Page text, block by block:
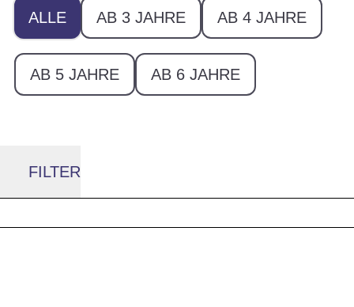
ALLE AB 3 JAHRE AB 4 JAHRE
AB 5 JAHRE AB 6 JAHRE
FILTER